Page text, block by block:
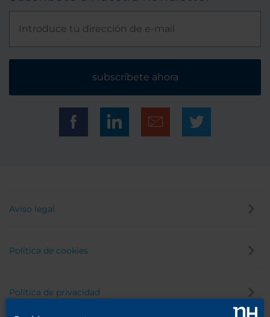
subscríbete ahora
Aviso legal
Política de cookies
Política de privacidad